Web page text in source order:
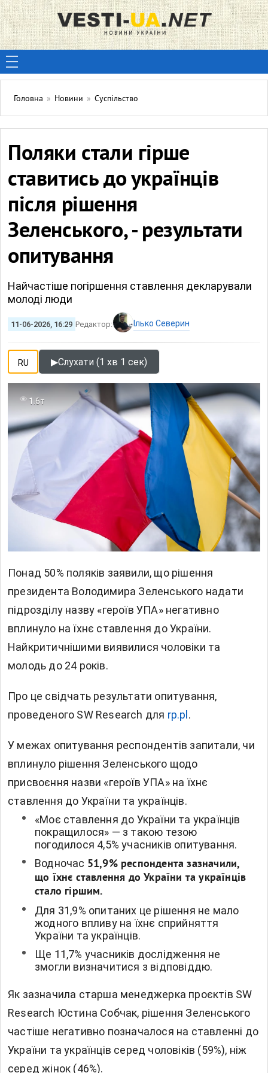
Головна » Новини » Суспільство
Поляки стали гірше
ставитись до українців
після рішення
Зеленського, - результати
опитування
Найчастіше погіршення ставлення декларували
молоді люди
11-06-2026, 16:29 Редактор: Ілько Северин
RU ▶Слухати (1 хв 1 сек)
1.6т
Понад 50% поляків заявили, що рішення
президента Володимира Зеленського надати
підрозділу назву «героїв УПА» негативно
вплинуло на їхнє ставлення до України.
Найкритичнішими виявилися чоловіки та
молодь до 24 років.
Про це свідчать результати опитування,
проведеного SW Research для rp.pl .
У межах опитування респондентів запитали, чи
вплинуло рішення Зеленського щодо
присвоєння назви «героїв УПА» на їхнє
ставлення до України та українців.
«Моє ставлення до України та українців
покращилося» — з такою тезою
погодилося 4,5% учасників опитування.
Водночас 51,9% респондента зазначили,
що їхнє ставлення до України та українців
стало гіршим.
Для 31,9% опитаних це рішення не мало
жодного впливу на їхнє сприйняття
України та українців.
Ще 11,7% учасників дослідження не
змогли визначитися з відповіддю.
Як зазначила старша менеджерка проєктів SW
Research Юстина Собчак, рішення Зеленського
частіше негативно позначалося на ставленні до
України та українців серед чоловіків (59%), ніж
серед жінок (46%).